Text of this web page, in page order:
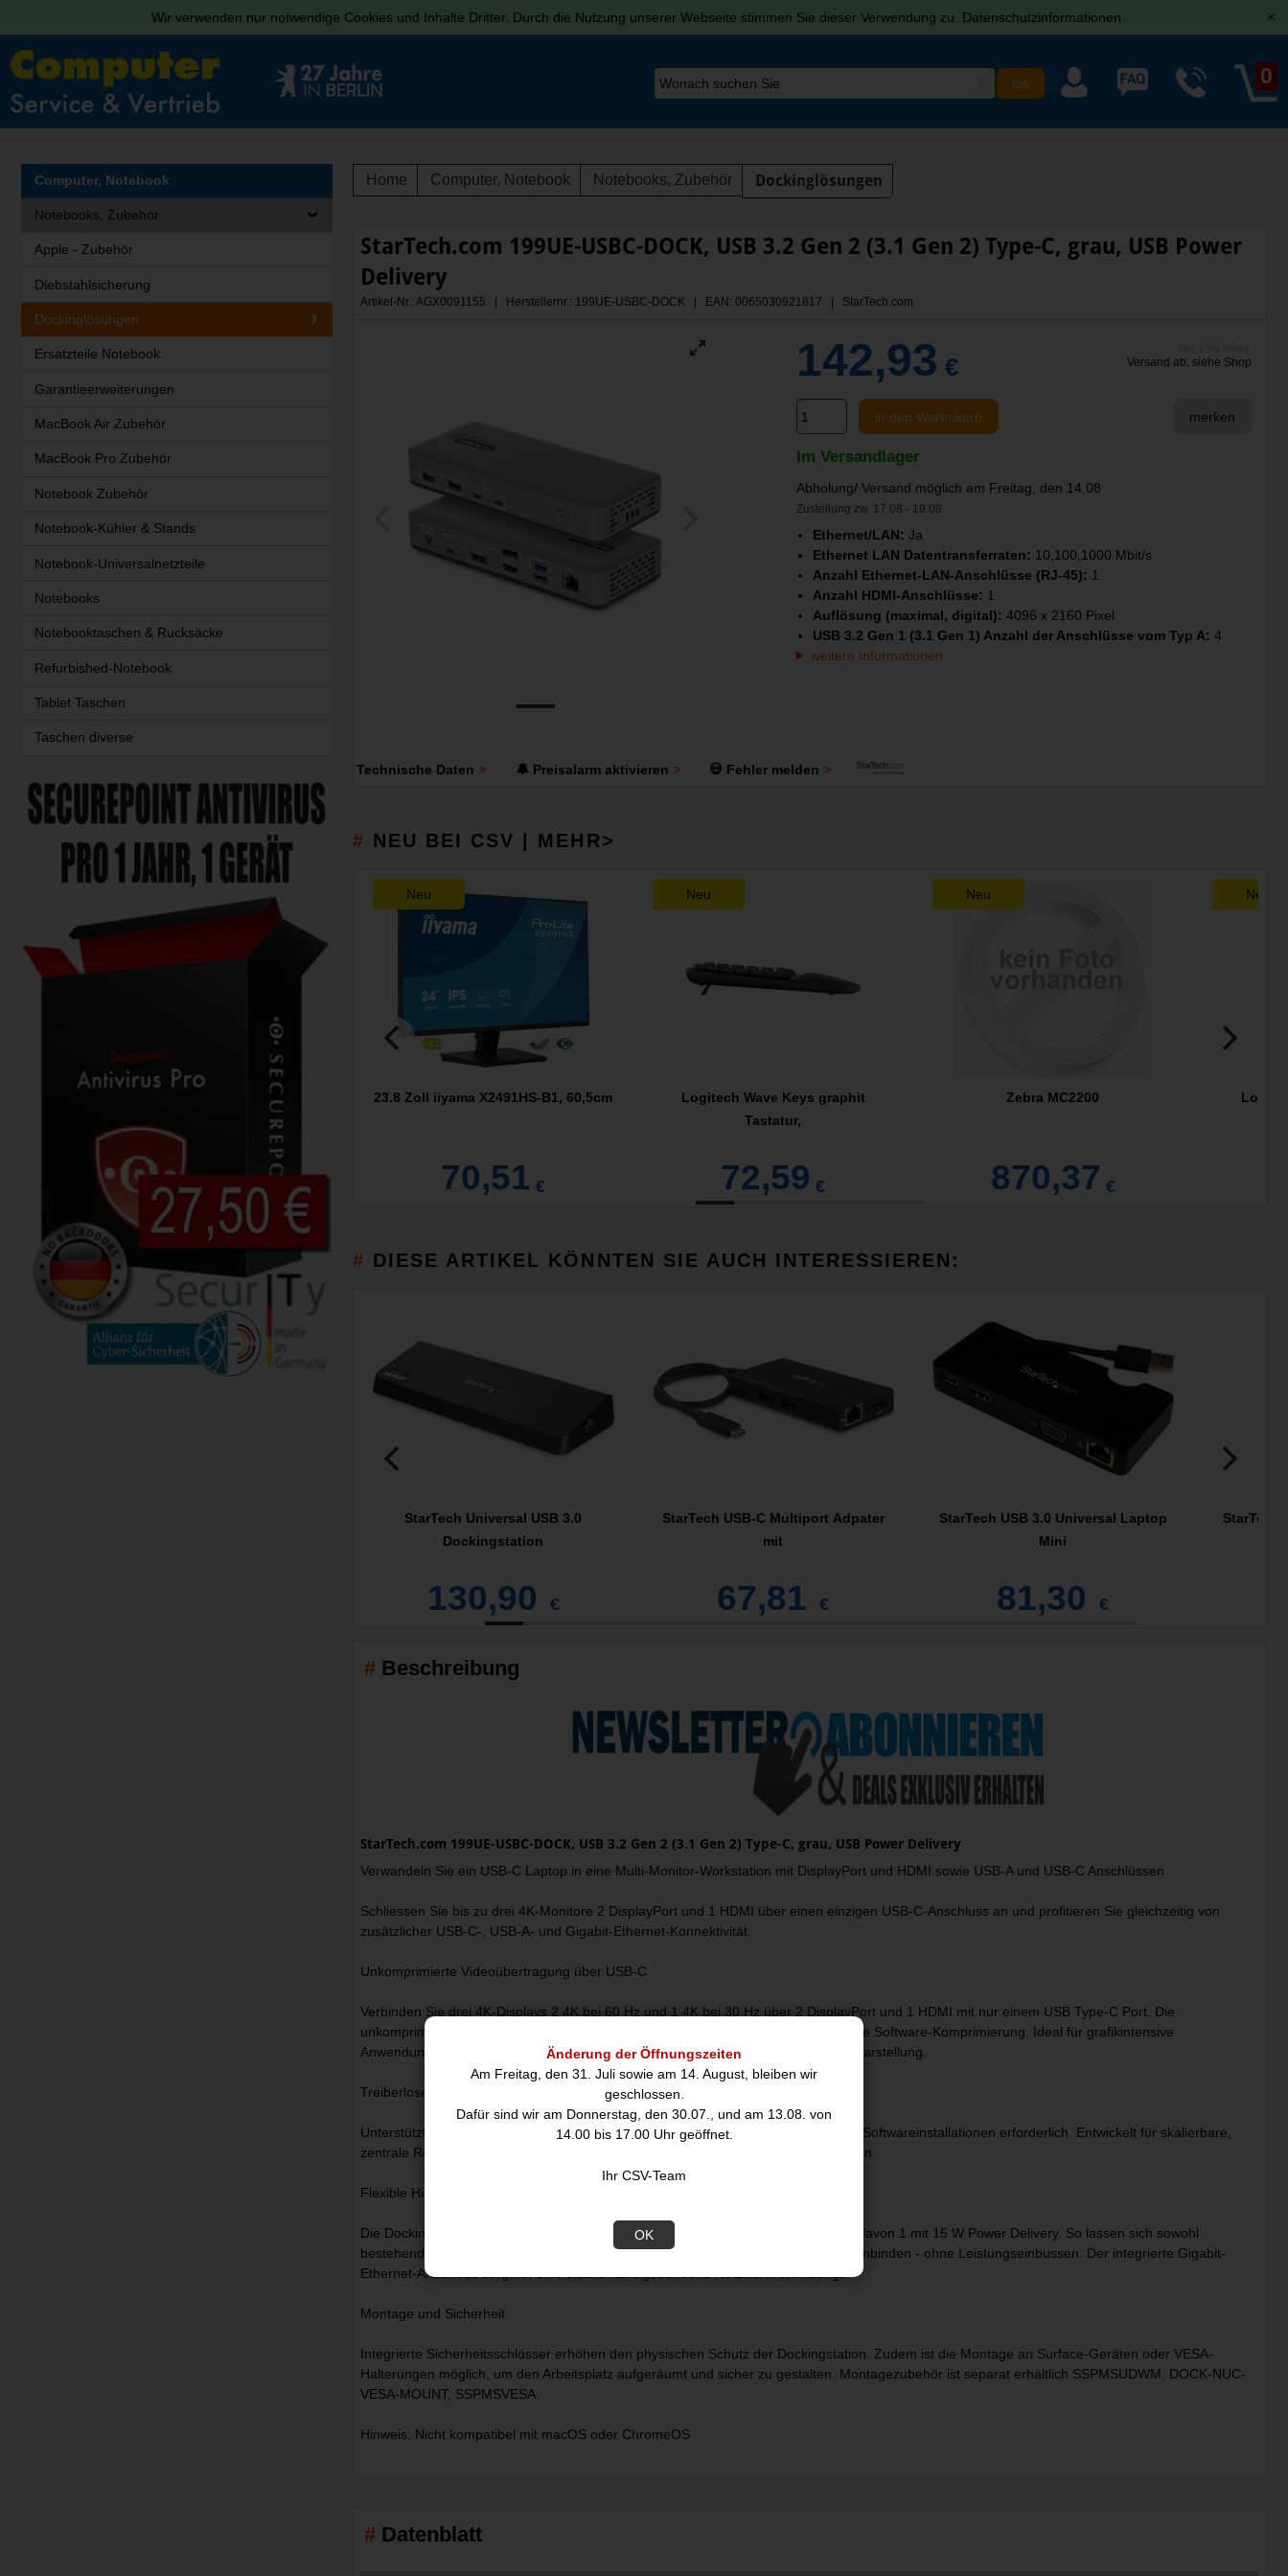
Wir verwenden nur notwendige Cookies und Inhalte Dritter. Durch die Nutzung unserer Webseite stimmen Sie dieser Verwendung zu. Datenschutzinformationen [x]
Änderung der Öffnungszeiten
Am Freitag, den 31. Juli sowie am 14. August, bleiben wir
geschlossen.
Dafür sind wir am Donnerstag, den 30.07., und am 13.08. von
14.00 bis 17.00 Uhr geöffnet.
Ihr CSV-Team
OK
0
Home Computer, Notebook Notebooks, Zubehör Dockinglösungen
StarTech.com 199UE-USBC-DOCK, USB 3.2 Gen 2 (3.1 Gen 2) Type-C, grau, USB Power
Delivery
Artikel-Nr.: AGX0091155 | Herstellernr.: 199UE-USBC-DOCK | EAN: 0065030921817 | StarTech.com
142,93 € Versand ab: siehe Shop
in den Warenkorb merken
Im Versandlager
Abholung/ Versand möglich am Freitag, den 14.08
Zustellung zw. 17.08 - 19.08
Ethernet/LAN: Ja
Ethernet LAN Datentransferraten: 10,100,1000 Mbit/s
Anzahl Ethernet-LAN-Anschlüsse (RJ-45): 1
Anzahl HDMI-Anschlüsse: 1
Auflösung (maximal, digital): 4096 x 2160 Pixel
USB 3.2 Gen 1 (3.1 Gen 1) Anzahl der Anschlüsse vom Typ A: 4
weitere Informationen
Technische Daten 🔔 Preisalarm aktivieren 💀 Fehler melden
NEU BEI CSV | MEHR>
Neu
23.8 Zoll iiyama X2491HS-B1, 60,5cm
70,51 €
Neu
Logitech Wave Keys graphit
Tastatur,
72,59 €
Neu
Zebra MC2200
870,37 €
Neu
DIESE ARTIKEL KÖNNTEN SIE AUCH INTERESSIEREN:
StarTech Universal USB 3.0
Dockingstation
130,90 €
StarTech USB-C Multiport Adpater
mit
67,81 €
StarTech USB 3.0 Universal Laptop
Mini
81,30 €
StarTech
Beschreibung
StarTech.com 199UE-USBC-DOCK, USB 3.2 Gen 2 (3.1 Gen 2) Type-C, grau, USB Power Delivery
Verwandeln Sie ein USB-C Laptop in eine Multi-Monitor-Workstation mit DisplayPort und HDMI sowie USB-A und USB-C Anschlüssen
Schliessen Sie bis zu drei 4K-Monitore 2 DisplayPort und 1 HDMI über einen einzigen USB-C-Anschluss an und profitieren Sie gleichzeitig von
zusätzlicher USB-C-, USB-A- und Gigabit-Ethernet-Konnektivität.
Unkomprimierte Videoübertragung über USB-C
Verbinden Sie drei 4K-Displays 2 4K bei 60 Hz und 1 4K bei 30 Hz über 2 DisplayPort und 1 HDMI mit nur einem USB Type-C Port. Die
unkomprimierte Signalübertragung erfolgt über die native GPU Ihres Laptops - ohne Software-Komprimierung. Ideal für grafikintensive
Anwendungen und anspruchsvolle Multitasking-Workflows mit klarer, flüssiger Bilddarstellung.
Treiberlose Inbetriebnahme
Unterstützt Plug-and-Play unter Windows - es sind keine zusätzlichen Treiber oder Softwareinstallationen erforderlich. Entwickelt für skalierbare,
zentrale Rollouts in Unternehmen, Shared-Desk-Umgebungen und BYOD-Szenarien.
Flexible High-Speed-Konnektivität
Die Dockingstation verfügt über 4 USB-A mit 5 Gbit/s sowie 2 USB-C mit 10 Gbit/s davon 1 mit 15 W Power Delivery. So lassen sich sowohl
bestehende Peripheriegeräte als auch moderne Hochleistungsgeräte zuverlässig anbinden - ohne Leistungseinbussen. Der integrierte Gigabit-
Ethernet-Anschluss sorgt für eine stabile kabelgebundene Netzwerkverbindung.
Montage und Sicherheit
Integrierte Sicherheitsschlösser erhöhen den physischen Schutz der Dockingstation. Zudem ist die Montage an Surface-Geräten oder VESA-
Halterungen möglich, um den Arbeitsplatz aufgeräumt und sicher zu gestalten. Montagezubehör ist separat erhältlich SSPMSUDWM, DOCK-NUC-
VESA-MOUNT, SSPMSVESA.
Hinweis: Nicht kompatibel mit macOS oder ChromeOS
Datenblatt
Computer, Notebook
Notebooks, Zubehör
Apple - Zubehör
Diebstahlsicherung
Dockinglösungen
Ersatzteile Notebook
Garantieerweiterungen
MacBook Air Zubehör
MacBook Pro Zubehör
Notebook Zubehör
Notebook-Kühler & Stands
Notebook-Universalnetzteile
Notebooks
Notebooktaschen & Rucksäcke
Refurbished-Notebook
Tablet Taschen
Taschen diverse